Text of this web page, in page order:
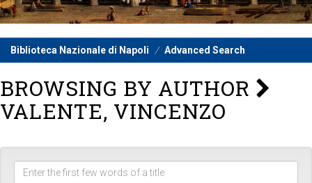
Biblioteca Nazionale di Napoli Advanced Search
BROWSING BY AUTHOR
VALENTE, VINCENZO
Enter